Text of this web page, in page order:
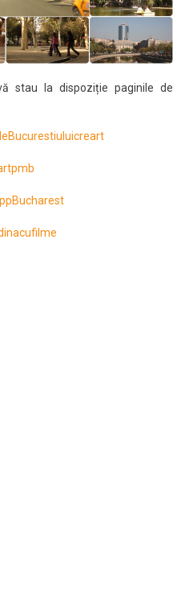
stau la dispoziție paginile de